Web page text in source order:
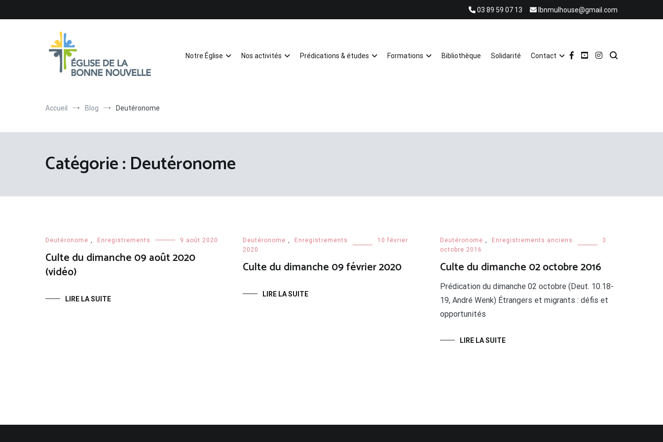
03 89 59 07 13 lbnmulhouse@gmail.com
Notre Église Nos activités Prédications & études Formations Bibliothèque Solidarité Contact
Accueil Blog Deutéronome
Catégorie : Deutéronome
Deutéronome , Enregistrements 9 août 2020
Culte du dimanche 09 août 2020
(vidéo)
LIRE LA SUITE
Deutéronome , Enregistrements
10 février
2020
Culte du dimanche 09 février 2020
LIRE LA SUITE
Deutéronome , Enregistrements anciens
3
octobre 2016
Culte du dimanche 02 octobre 2016
Prédication du dimanche 02 octobre (Deut. 10.18-
19, André Wenk) Étrangers et migrants : défis et
opportunités
LIRE LA SUITE